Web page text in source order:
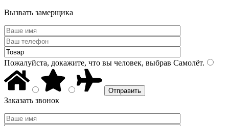
Вызвать замерщика
Пожалуйста, докажите, что вы человек, выбрав Самолёт.
Заказать звонок